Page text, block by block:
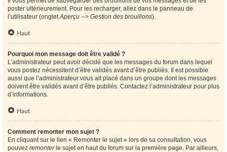
poster ultérieurement. Pour les recharger, allez dans le panneau de
l’utilisateur (ongletAperçu --> Gestion des brouillons).
Haut
Pourquoi mon message doit être validé ?
L’administrateur peut avoir décidé que les messages du forum dans lequel
vous postez nécessitent d’être validés avant d’être publiés. Il est possible
aussi que l’administrateur vous ait placé dans un groupe dont les messages
doivent être validés avant d’être publiés. Contactez l’administrateur pour plus
d’informations.
Haut
Comment remonter mon sujet ?
En cliquant sur le lien « Remonter le sujet » lors de sa consultation, vous
pouvez remonterle sujet en haut du forum sur la première page. Par ailleurs,